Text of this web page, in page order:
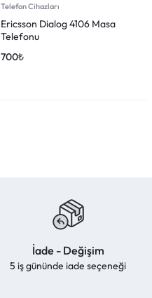
Telefon Cihazları
Ericsson Dialog 4106 Masa
Telefonu
700₺
İade - Değişim
5 iş gününde iade seçeneği